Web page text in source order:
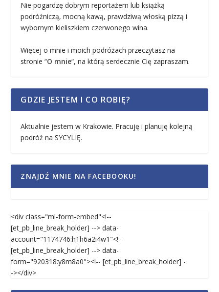
Nie pogardzę dobrym reportażem lub książką
podróżniczą, mocną kawą, prawdziwą włoską pizzą i
wybornym kieliszkiem czerwonego wina.
Więcej o mnie i moich podróżach przeczytasz na
stronie “O mnie“, na którą serdecznie Cię zapraszam.
GDZIE JESTEM I CO ROBIĘ?
Aktualnie jestem w Krakowie. Pracuję i planuję kolejną
podróż na SYCYLIĘ.
ZNAJDŹ MNIE NA FACEBOOKU!
<div class="ml-form-embed"<!--
[et_pb_line_break_holder] --> data-
account="1174746:h1h6a2i4w1"<!--
[et_pb_line_break_holder] --> data-
form="920318:y8m8a0"><!-- [et_pb_line_break_holder] -
-></div>